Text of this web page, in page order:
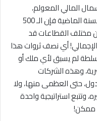
المالي المعولم،
وباستدلال برقم من دليل البنك العالمي للسنة الماضية فإن الـ 500
مختلف القطاعات قد
العالمي الإجمالي! أي نصف ثروات هذا
لم يسبق لأي ملك أو
وهذه الشركات
حتى العظمى منها، ولا
وتتبع استراتيجية واحدة
ممكن!